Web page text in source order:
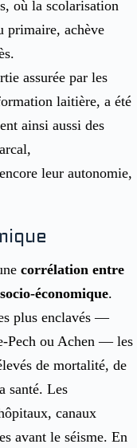
où la scolarisation
primaire, achève
assurée par les
laitière, a été
ainsi aussi des
leur autonomie,
corrélation entre
économique.
plus enclavés —
Pech ou Achen — les
de mortalité, de
santé. Les
canaux
avant le séisme. En